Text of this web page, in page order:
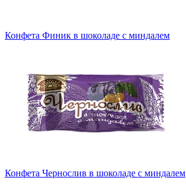
Конфета Финик в шоколаде с миндалем
Конфета Чернослив в шоколаде с миндалем